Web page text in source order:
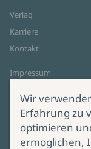
Verlag
Karriere
Kontakt
Impressum
Cookie-Einstellungen
AGB Online Shop
Wir
Erfahrung zu
optimieren
ermöglichen,